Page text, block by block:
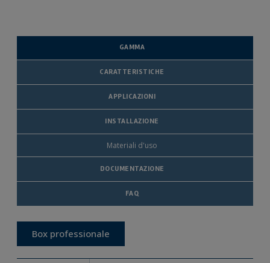
GAMMA
CARATTERISTICHE
APPLICAZIONI
INSTALLAZIONE
Materiali d'uso
DOCUMENTAZIONE
FAQ
Box professionale